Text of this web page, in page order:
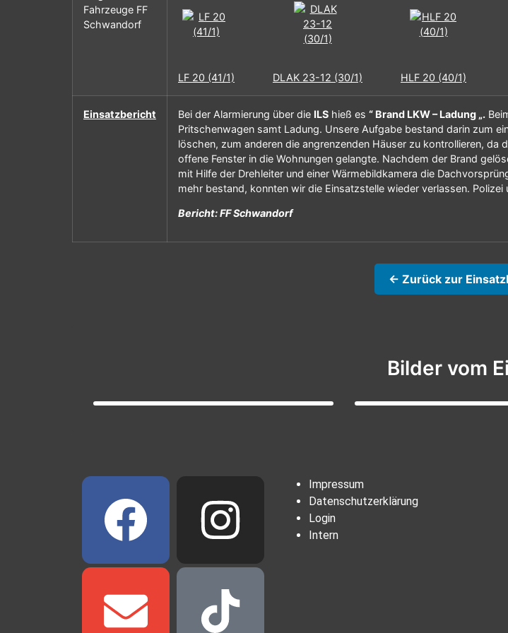
Fahrzeuge FF
Schwandorf
LF 20 (41/1) DLAK 23-12 (30/1) HLF 20 (40/1)
Einsatzbericht Bei der Alarmierung über die ILS hieß es “ Brand LKW – Ladung „.
Pritschenwagen samt Ladung. Unsere Aufgabe bestand darin zum
löschen, zum anderen die angrenzenden Häuser zu kontrollieren,
offene Fenster in die Wohnungen gelangte. Nachdem der Brand
mit Hilfe der Drehleiter und einer Wärmebildkamera die
mehr bestand, konnten wir die Einsatzstelle wieder verlassen.
Bericht: FF Schwandorf
← Zurück zur
Bilder vom
Impressum
Datenschutzerklärung
Login
Intern